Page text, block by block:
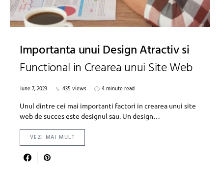
Importanta unui Design Atractiv si
Functional in Crearea unui Site Web
June 7, 2023 435 views
4 minute read
Unul dintre cei mai importanti factori in crearea unui site
web de succes este designul sau. Un design…
VEZI MAI MULT